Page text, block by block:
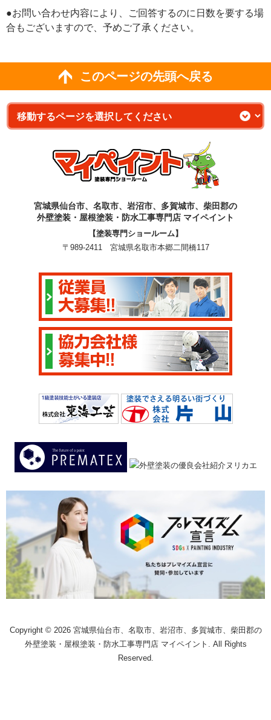
●お問い合わせ内容により、ご回答するのに日数を要する場
合もございますので、予めご了承ください。
このページの先頭へ戻る
宮城県仙台市、名取市、岩沼市、多賀城市、柴田郡の
外壁塗装・屋根塗装・防水工事専門店 マイペイント
【塗装専門ショールーム】
〒989-2411 宮城県名取市本郷二間橋117
Copyright © 2026 宮城県仙台市、名取市、岩沼市、多賀城市、柴田郡の
外壁塗装・屋根塗装・防水工事専門店 マイペイント. All Rights
Reserved.